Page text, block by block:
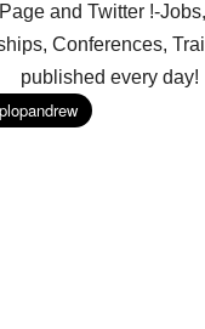
and Twitter !-
Conferences,
published every day!